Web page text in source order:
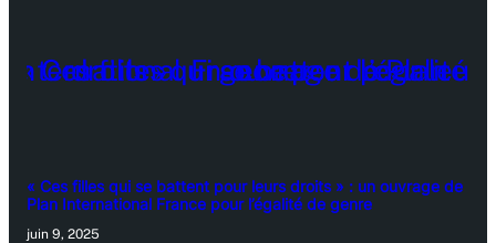
« Ces filles qui se battent pour leurs droits » : un ouvrage de
Plan International France pour l’égalité de genre
juin 9, 2025